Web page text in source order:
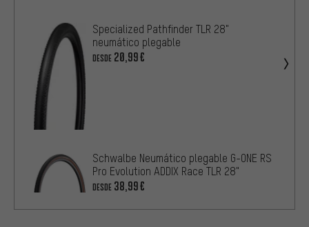
Specialized Pathfinder TLR 28"
neumático plegable
DESDE 20,99€
Schwalbe Neumático plegable G-ONE RS
Pro Evolution ADDIX Race TLR 28"
DESDE 38,99€